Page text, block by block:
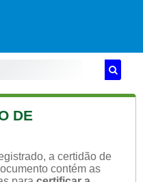
DE
a certidão de
contém as